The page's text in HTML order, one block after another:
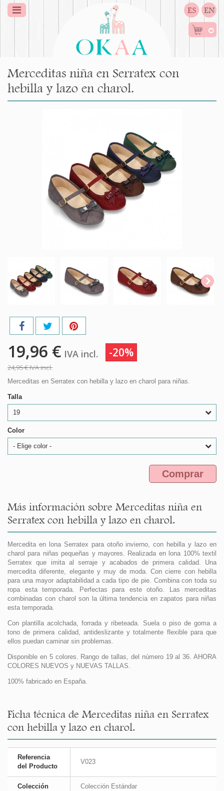
ES EN
0
Merceditas niña en Serratex con
hebilla y lazo en charol.
19,96 € IVA incl. -20%
24,95 €IVA incl.
Merceditas en Serratex con hebilla y lazo en charol para niñas.
Talla
19
Color
- Elige color -
Comprar
Más información sobre Merceditas niña en
Serratex con hebilla y lazo en charol.
Mercedita en lona Serratex para otoño invierno, con hebilla y lazo en
charol para niñas pequeñas y mayores. Realizada en lona 100% textil
Serratex que imita al serraje y acabados de primera calidad. Una
mercedita diferente, elegante y muy de moda. Con cierre con hebilla
para una mayor adaptabilidad a cada tipo de pie. Combina con toda su
ropa esta temporada. Perfectas para este otoño. Las merceditas
combinadas con charol son la última tendencia en zapatos para niñas
esta temporada.
Con plantilla acolchada, forrada y ribeteada. Suela o piso de goma a
tono de primera calidad, antideslizante y totalmente flexible para que
ellos puedan caminar sin problemas.
Disponible en 5 colores. Rango de tallas, del número 19 al 36. AHORA
COLORES NUEVOS y NUEVAS TALLAS.
100% fabricado en España.
Ficha técnica de Merceditas niña en Serratex
con hebilla y lazo en charol.
Referencia
del Producto
V023
Colección Colección Estándar